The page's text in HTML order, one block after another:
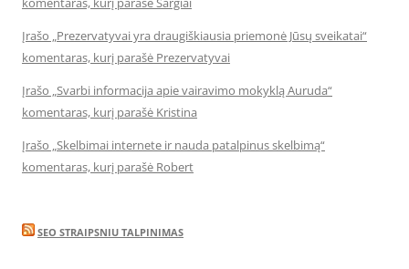
Įrašo „Prezervatyvai yra draugiškiausia priemonė Jūsų sveikatai“
komentaras, kurį parašė Prezervatyvai
Įrašo „Svarbi informacija apie vairavimo mokyklą Auruda“
komentaras, kurį parašė Kristina
Įrašo „Skelbimai internete ir nauda patalpinus skelbimą“
komentaras, kurį parašė Robert
SEO STRAIPSNIU TALPINIMAS